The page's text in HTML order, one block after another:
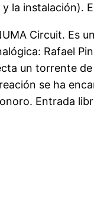
la instalación).
Circuit. Es
Rafael
un torrente
se ha
Entrada